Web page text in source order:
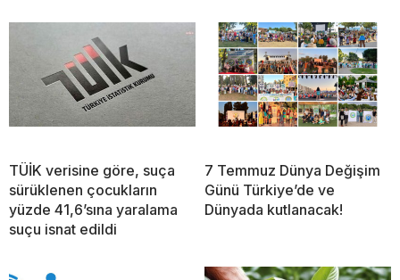
TÜİK verisine göre, suça
sürüklenen çocukların
yüzde 41,6’sına yaralama
suçu isnat edildi
7 Temmuz Dünya Değişim
Günü Türkiye’de ve
Dünyada kutlanacak!